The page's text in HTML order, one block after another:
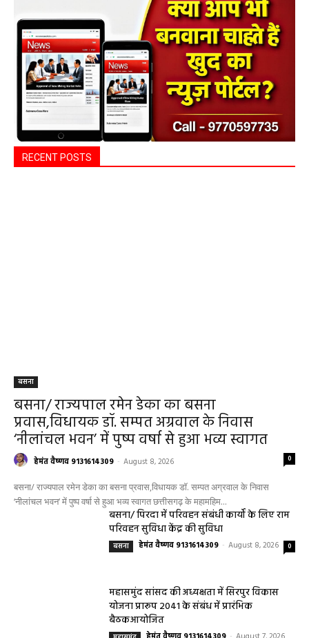
RECENT POSTS
बसना
बसना/ राज्यपाल रमेन डेका का बसना
प्रवास,विधायक डॉ. सम्पत अग्रवाल के निवास
‘नीलांचल भवन’ में पुष्प वर्षा से हुआ भव्य स्वागत
हेमंत वैष्णव 9131614309 - August 8, 2026 0
बसना/ राज्यपाल रमेन डेका का बसना प्रवास,विधायक डॉ. सम्पत अग्रवाल के निवास
‘नीलांचल भवन’ में पुष्प वर्षा से हुआ भव्य स्वागत छत्तीसगढ़ के महामहिम...
बसना/ पिरदा में परिवहन संबंधी कार्यों के लिए राम
परिवहन सुविधा केंद्र की सुविधा
बसना हेमंत वैष्णव 9131614309 - August 8, 2026 0
महासमुंद सांसद की अध्यक्षता में सिरपुर विकास
योजना प्रारूप 2041 के संबंध में प्रारंभिक
बैठकआयोजित